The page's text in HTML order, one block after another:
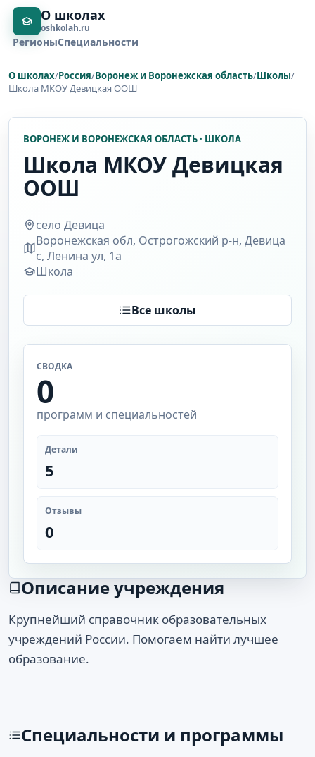
О школах
oshkolah.ru
РегионыСпециальности
О школах/Россия/Воронеж и Воронежская область/Школы/
Школа МКОУ Девицкая ООШ
ВОРОНЕЖ И ВОРОНЕЖСКАЯ ОБЛАСТЬ · ШКОЛА
Школа МКОУ Девицкая
ООШ
село Девица
Воронежская обл, Острогожский р-н, Девица
с, Ленина ул, 1а
Школа
Все школы
СВОДКА
0
программ и специальностей
Детали
5
Отзывы
0
Описание учреждения
Крупнейший справочник образовательных
учреждений России. Помогаем найти лучшее
образование.
Специальности и программы